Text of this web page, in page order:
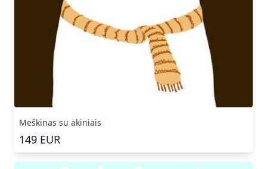
Meškinas su akiniais
149 EUR